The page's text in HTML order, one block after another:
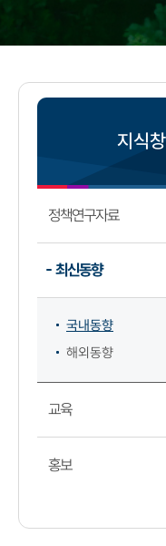
지식
정책연구자료
최신동향
국내동향
해외동향
교육
홍보